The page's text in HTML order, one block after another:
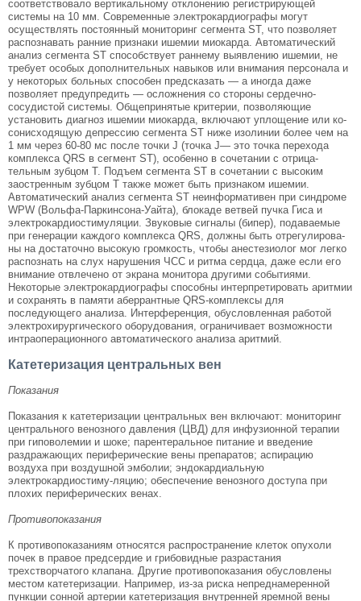
соответ­ствовало вертикальному отклонению регистриру­ющей
системы на 10 мм. Современные электрокар­диографы могут
осуществлять постоянный мониторинг сегмента ST, что позволяет
распозна­вать ранние признаки ишемии миокарда. Автома­тический
анализ сегмента ST способствует раннему выявлению ишемии, не
требует особых дополни­тельных навыков или внимания персонала и
у не­которых больных способен предсказать — а иногда даже
позволяет предупредить — осложнения со стороны сердечно-
сосудистой системы. Общепри­нятые критерии, позволяющие
установить диаг­ноз ишемии миокарда, включают уплощение или ко-
сонисходящую депрессию сегмента ST ниже изолинии более чем на
1 мм через 60-80 мс после точки J (точка J— это точка перехода
комплекса QRS в сегмент ST), особенно в сочетании с отрица­
тельным зубцом T. Подъем сегмента ST в сочетании с высоким
заостренным зубцом T также может быть признаком ишемии.
Автоматический анализ сегмента ST неинформативен при синдроме
WPW (Вольфа-Паркинсона-Уайта), блокаде ветвей пуч­ка Гиса и
электрокардиостимуляции. Звуковые сигналы (бипер), подаваемые
при генерации каж­дого комплекса QRS, должны быть отрегулирова­
ны на достаточно высокую громкость, чтобы ане­стезиолог мог легко
распознать на слух нарушения ЧСС и ритма сердца, даже если его
внимание отвлечено от экрана монитора другими событиями.
Некоторые электрокардиографы способны интер­претировать аритмии
и сохранять в памяти абер­рантные QRS-комплексы для
последующего ана­лиза. Интерференция, обусловленная работой
электрохирургического оборудования, ограничи­вает возможности
интраоперационного автомати­ческого анализа аритмий.
Катетеризация центральных вен
Показания
Показания к катетеризации центральных вен включают: мониторинг
центрального венозного давления (ЦВД) для инфузионной терапии
при гиповолемии и шоке; парентеральное питание и введение
раздражающих периферические вены препаратов; аспирацию
воздуха при воздушной эмболии; эндокардиальную
электрокардиостиму-ляцию; обеспечение венозного доступа при
плохих периферических венах.
Противопоказания
К противопоказаниям относятся распространение клеток опухоли
почек в правое предсердие и грибо­видные разрастания
трехстворчатого клапана. Дру­гие противопоказания обусловлены
местом катете­ризации. Например, из-за риска непреднамеренной
пункции сонной артерии катетеризация внутренней яремной вены